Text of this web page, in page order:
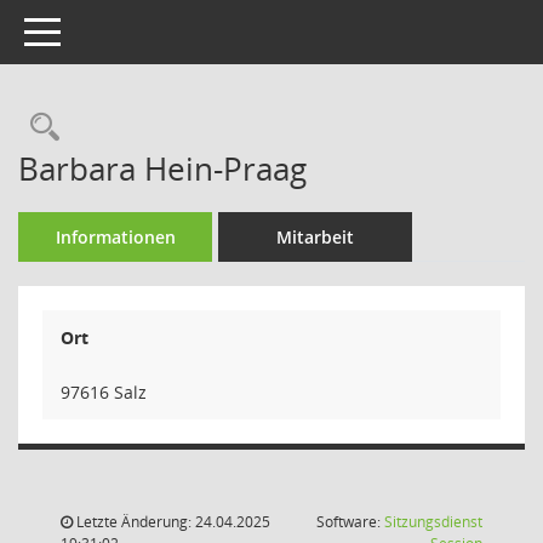
Toggle navigation
Rechercheauswahl
Barbara Hein-Praag
Informationen Mitarbeit
Ort
97616 Salz
Letzte Änderung: 24.04.2025
Software:Sitzungsdienst